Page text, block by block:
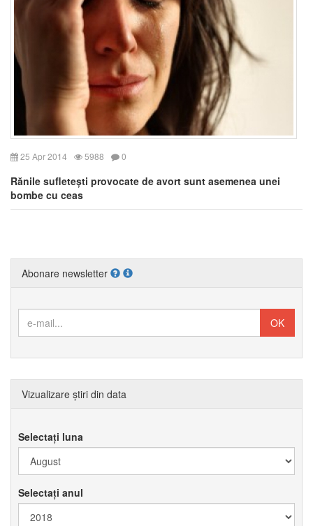
25 Apr 2014 5988 0
Rănile sufletești provocate de avort sunt asemenea unei
bombe cu ceas
Abonare newsletter
Vizualizare știri din data
Selectați luna
Selectați anul